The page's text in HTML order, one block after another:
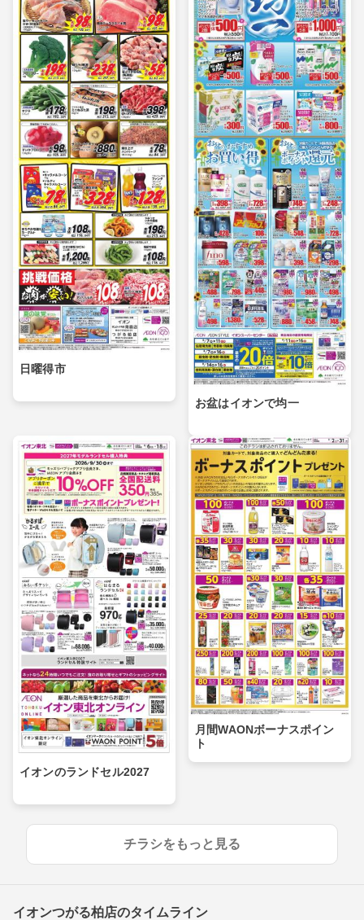
日曜得市
お盆はイオンで均一
イオンのランドセル2027
月間WAONボーナスポイン
ト
チラシをもっと見る
イオンつがる柏店のタイムライン